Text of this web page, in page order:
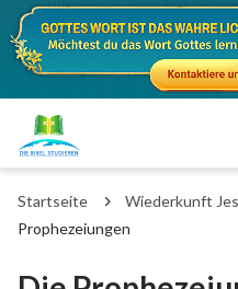
Startseite Wiederkunft
Prophezeiungen